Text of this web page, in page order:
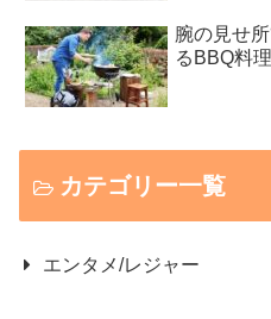
腕の見せ
るBBQ料
カテゴリー一覧
エンタメ/レジャー